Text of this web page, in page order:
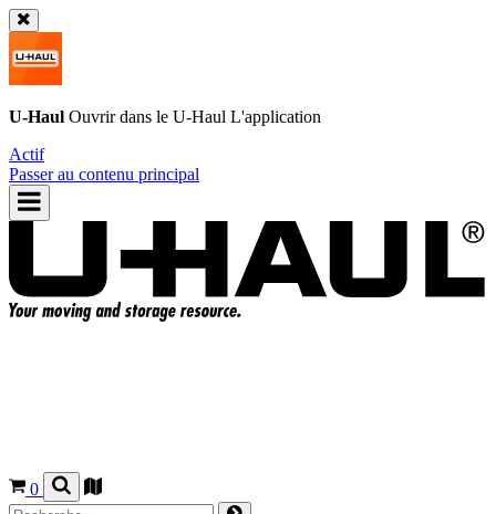
U-Haul Ouvrir dans le U-Haul L'application
Actif
Passer au contenu principal
0